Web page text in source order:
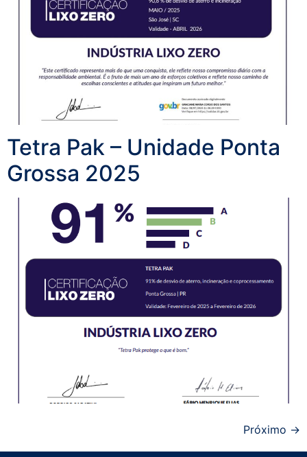
Tetra Pak – Unidade Ponta
Grossa 2025
Próximo →